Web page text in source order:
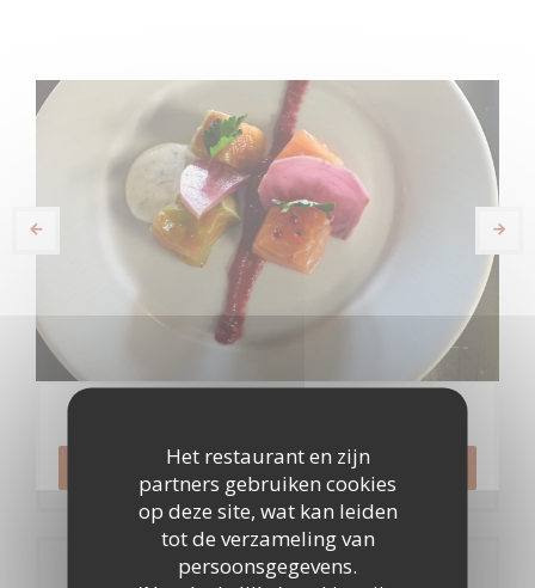
Het restaurant en zijn
partners gebruiken cookies
op deze site, wat kan leiden
tot de verzameling van
persoonsgegevens.
RESERVEER EEN TAFEL
Algemene informatie